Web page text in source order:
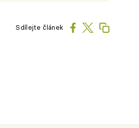
Sdílejte článek